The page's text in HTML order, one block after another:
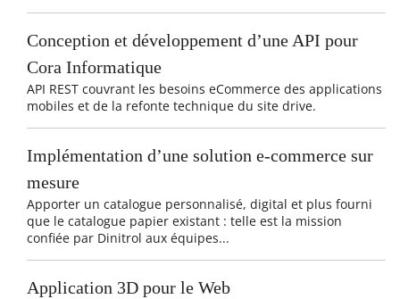
Conception et développement d’une API pour
Cora Informatique
API REST couvrant les besoins eCommerce des applications
mobiles et de la refonte technique du site drive.
Implémentation d’une solution e-commerce sur
mesure
Apporter un catalogue personnalisé, digital et plus fourni
que le catalogue papier existant : telle est la mission
confiée par Dinitrol aux équipes...
Application 3D pour le Web